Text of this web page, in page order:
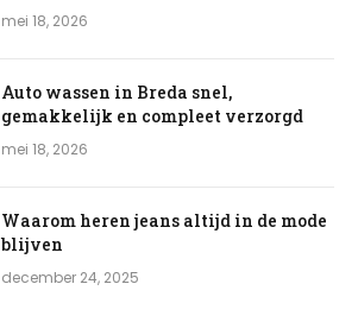
mei 18, 2026
Auto wassen in Breda snel,
gemakkelijk en compleet verzorgd
mei 18, 2026
Waarom heren jeans altijd in de mode
blijven
december 24, 2025